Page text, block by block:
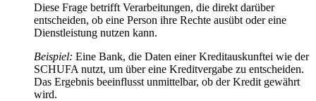
Diese Frage betrifft Verarbeitungen, die direkt darüber
entscheiden, ob eine Person ihre Rechte ausübt oder eine
Dienstleistung nutzen kann.
Beispiel: Eine Bank, die Daten einer Kreditauskunftei wie der
SCHUFA nutzt, um über eine Kreditvergabe zu entscheiden.
Das Ergebnis beeinflusst unmittelbar, ob der Kredit gewährt
wird.